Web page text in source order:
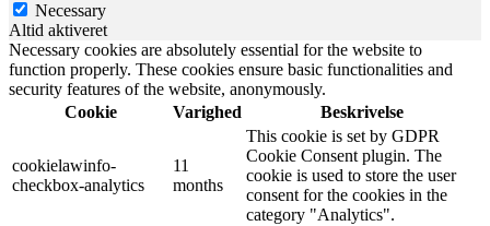
Necessary
Altid aktiveret
Necessary cookies are absolutely essential for the website to
function properly. These cookies ensure basic functionalities and
security features of the website, anonymously.
Cookie
Varighed Beskrivelse
cookielawinfo-
checkbox-analytics
11
months
This cookie is set by GDPR
Cookie Consent plugin. The
cookie is used to store the user
consent for the cookies in the
category "Analytics".